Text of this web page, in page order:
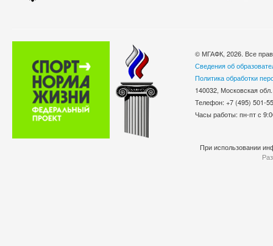
© МГАФК, 2026. Все
Сведения об
Политика обработки
140032, Московская
Телефон: +7 (495)
Часы работы: пн-пт с
При использовании